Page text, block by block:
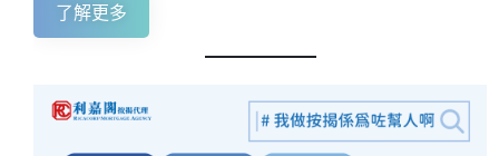
了解更多